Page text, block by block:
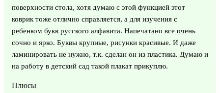
поверхности стола, хотя думаю с этой функцией этот
коврик тоже отлично справляется, а для изучения с
ребенком букв русского алфавита. Напечатано все очень
сочно и ярко. Буквы крупные, рисунки красивые. И даже
ламинировать не нужно, т.к. сделан он из пластика. Думаю и
на работу в детский сад такой плакат прикуплю.
Плюсы